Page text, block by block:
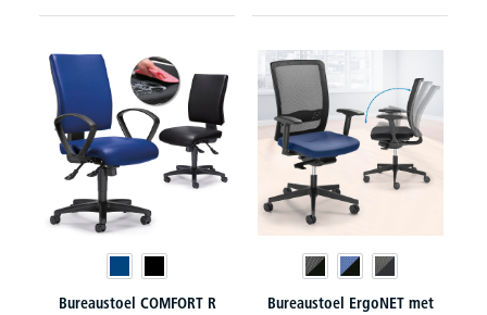
Bureaustoel COMFORT R
Bureaustoel ErgoNET met